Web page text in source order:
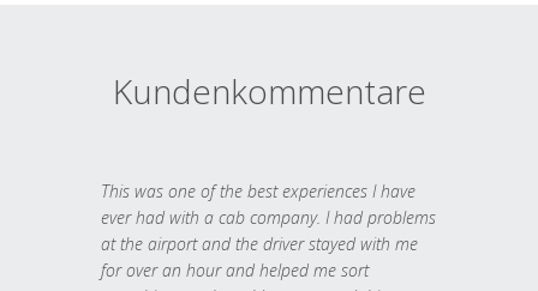
Kundenkommentare
This was one of the best experiences I have
ever had with a cab company. I had problems
at the airport and the driver stayed with me
for over an hour and helped me sort